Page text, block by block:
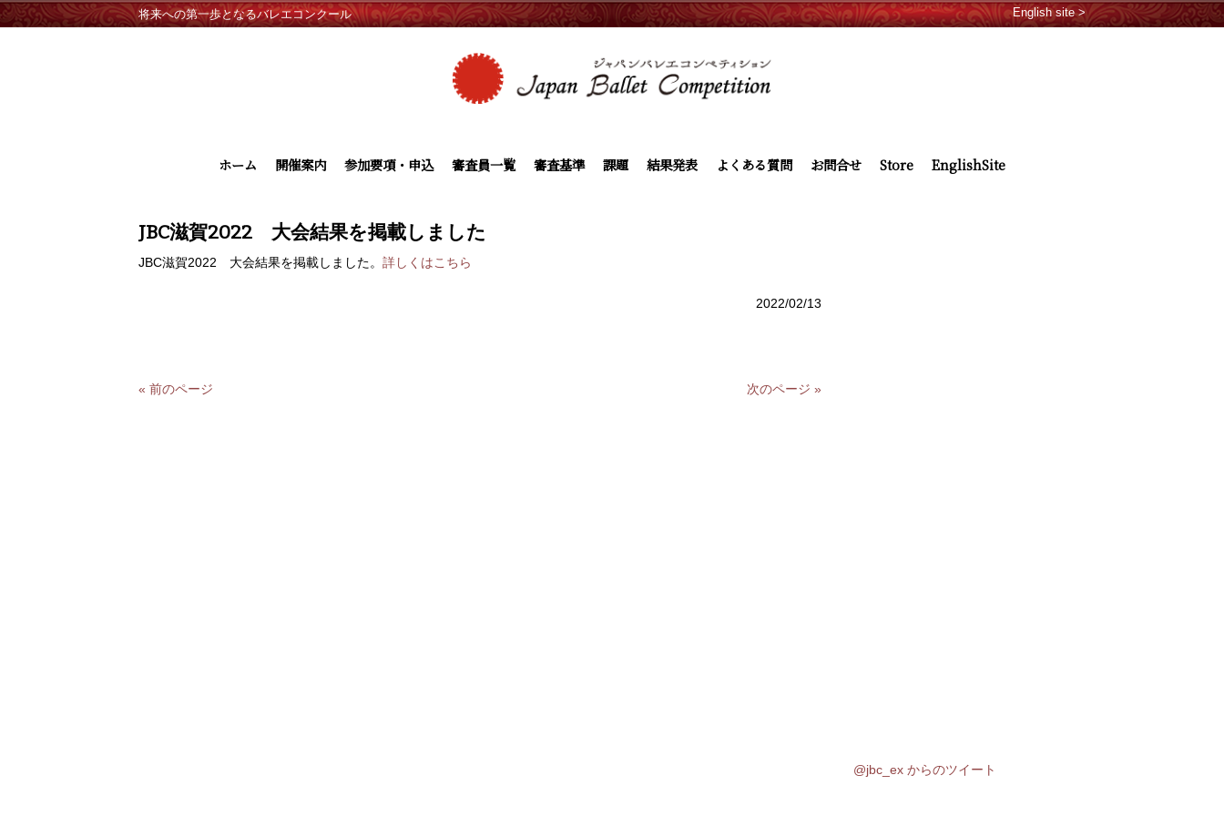
将来への第一歩となるバレエコンクール English site >
ホーム 開催案内 参加要項・申込 審査員一覧 審査基準 課題 結果発表 よくある質問 お問合せ Store EnglishSite
JBC滋賀2022 大会結果を掲載しました
JBC滋賀2022 大会結果を掲載しました。 詳しくはこちら
2022/02/13
« 前のページ 次のページ »
@jbc_ex からのツイート